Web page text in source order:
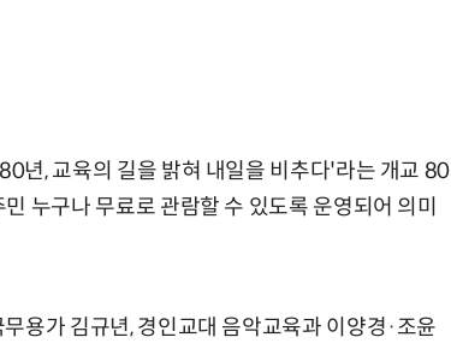
년, 교육의 길을 밝혀 내일을 비추다'라는 개교 80
누구나 무료로 관람할 수 있도록 운영되어 의미
용가 김규년, 경인교대 음악교육과 이양경·조윤